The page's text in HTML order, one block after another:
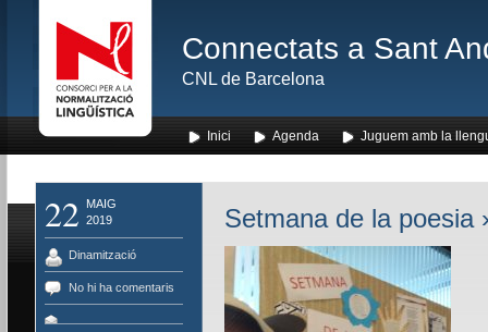
Connectats a Sant
CNL de Barcelona
Inici Agenda Juguem amb la
22
MAIG
2019
Dinamització
No hi ha comentaris
Setmana de la poesia